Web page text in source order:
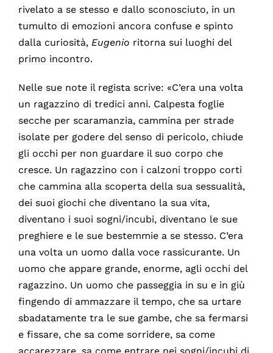
rivelato a se stesso e dallo sconosciuto, in un
tumulto di emozioni ancora confuse e spinto
dalla curiosità, Eugenio ritorna sui luoghi del
primo incontro.
Nelle sue note il regista scrive: «C’era una volta
un ragazzino di tredici anni. Calpesta foglie
secche per scaramanzia, cammina per strade
isolate per godere del senso di pericolo, chiude
gli occhi per non guardare il suo corpo che
cresce. Un ragazzino con i calzoni troppo corti
che cammina alla scoperta della sua sessualità,
dei suoi giochi che diventano la sua vita,
diventano i suoi sogni/incubi, diventano le sue
preghiere e le sue bestemmie a se stesso. C’era
una volta un uomo dalla voce rassicurante. Un
uomo che appare grande, enorme, agli occhi del
ragazzino. Un uomo che passeggia in su e in giù
fingendo di ammazzare il tempo, che sa urtare
sbadatamente tra le sue gambe, che sa fermarsi
e fissare, che sa come sorridere, sa come